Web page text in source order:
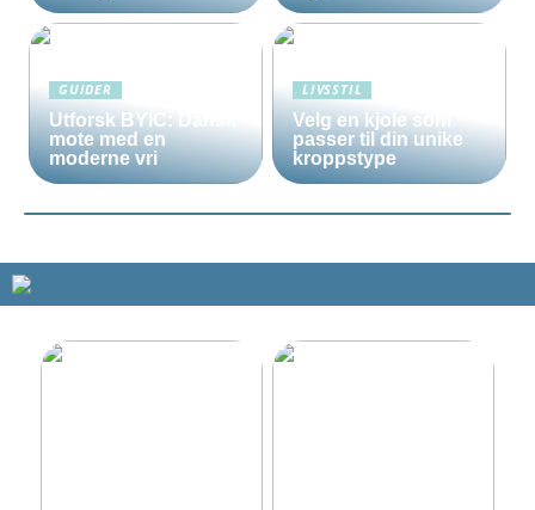
GUIDER
Utforsk BYIC: Dansk
mote med en
moderne vri
LIVSSTIL
Velg en kjole som
passer til din unike
kroppstype